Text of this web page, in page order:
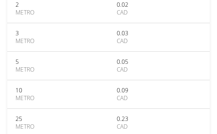
2
METRO
0.02
CAD
3
METRO
0.03
CAD
5
METRO
0.05
CAD
10
METRO
0.09
CAD
25
METRO
0.23
CAD